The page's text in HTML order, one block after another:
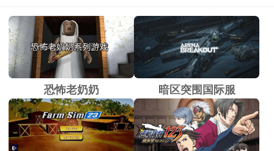
恐怖老奶奶 暗区突围国际服